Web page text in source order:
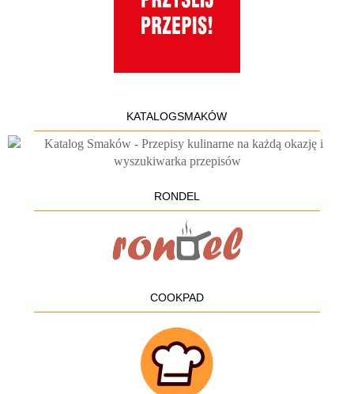
KATALOGSMAKÓW
RONDEL
COOKPAD